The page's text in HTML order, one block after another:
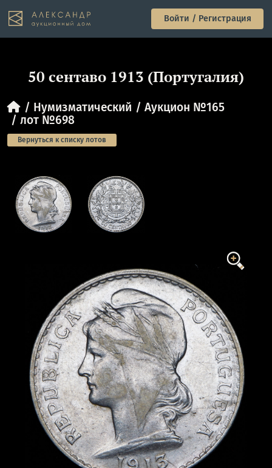
Войти / Регистрация
50 сентаво 1913 (Португалия)
Нумизматический
Аукцион №165
лот №698
Вернуться к списку лотов